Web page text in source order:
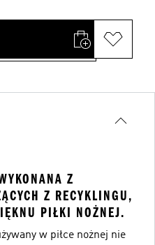
Z
Z RECYKLINGU,
PIŁKI NOŻNEJ.
w piłce nożnej nie